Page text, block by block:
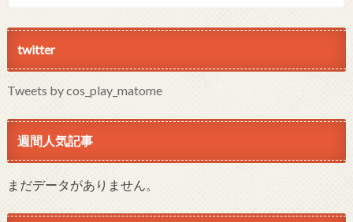
twitter
Tweets by cos_play_matome
週間人気記事
まだデータがありません。